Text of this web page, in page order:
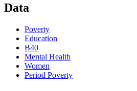
Data
Poverty
Education
B40
Mental Health
Women
Period Poverty